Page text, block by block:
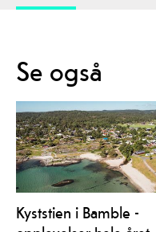
Se også
Kyststien i Bamble -